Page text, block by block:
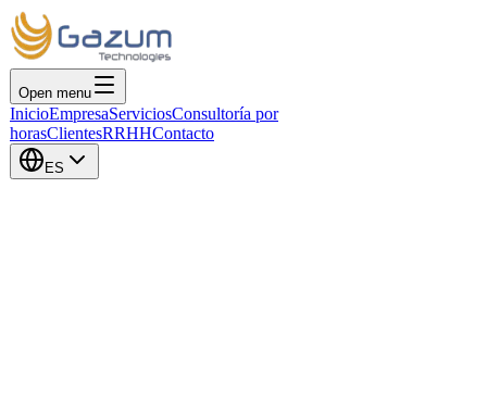
Open menu
InicioEmpresaServiciosConsultoría por
horasClientesRRHHContacto
ES